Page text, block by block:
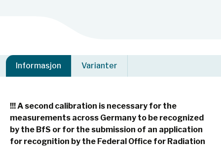
Informasjon Varianter
!!!A second calibration is necessary for the
measurements across Germany to be recognized
by the BfS or for the submission of an application
for recognition by the Federal Office for Radiation